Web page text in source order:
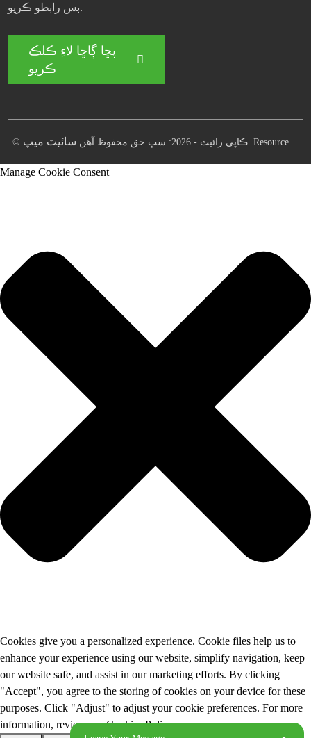
بس رابطو ڪريو.
پڇا ڳاڇا لاءِ ڪلڪ
ڪريو
© ڪاپي رائيٽ - 2026: سڀ حق محفوظ آهن. سائيٽ ميپ Resource
Manage Cookie Consent
Cookies give you a personalized experience. Cookie files help us to
enhance your experience using our website, simplify navigation, keep
our website safe, and assist in our marketing efforts. By clicking
"Accept", you agree to the storing of cookies on your device for these
purposes. Click "Adjust" to adjust your cookie preferences. For more
information, review our Cookies Policy.